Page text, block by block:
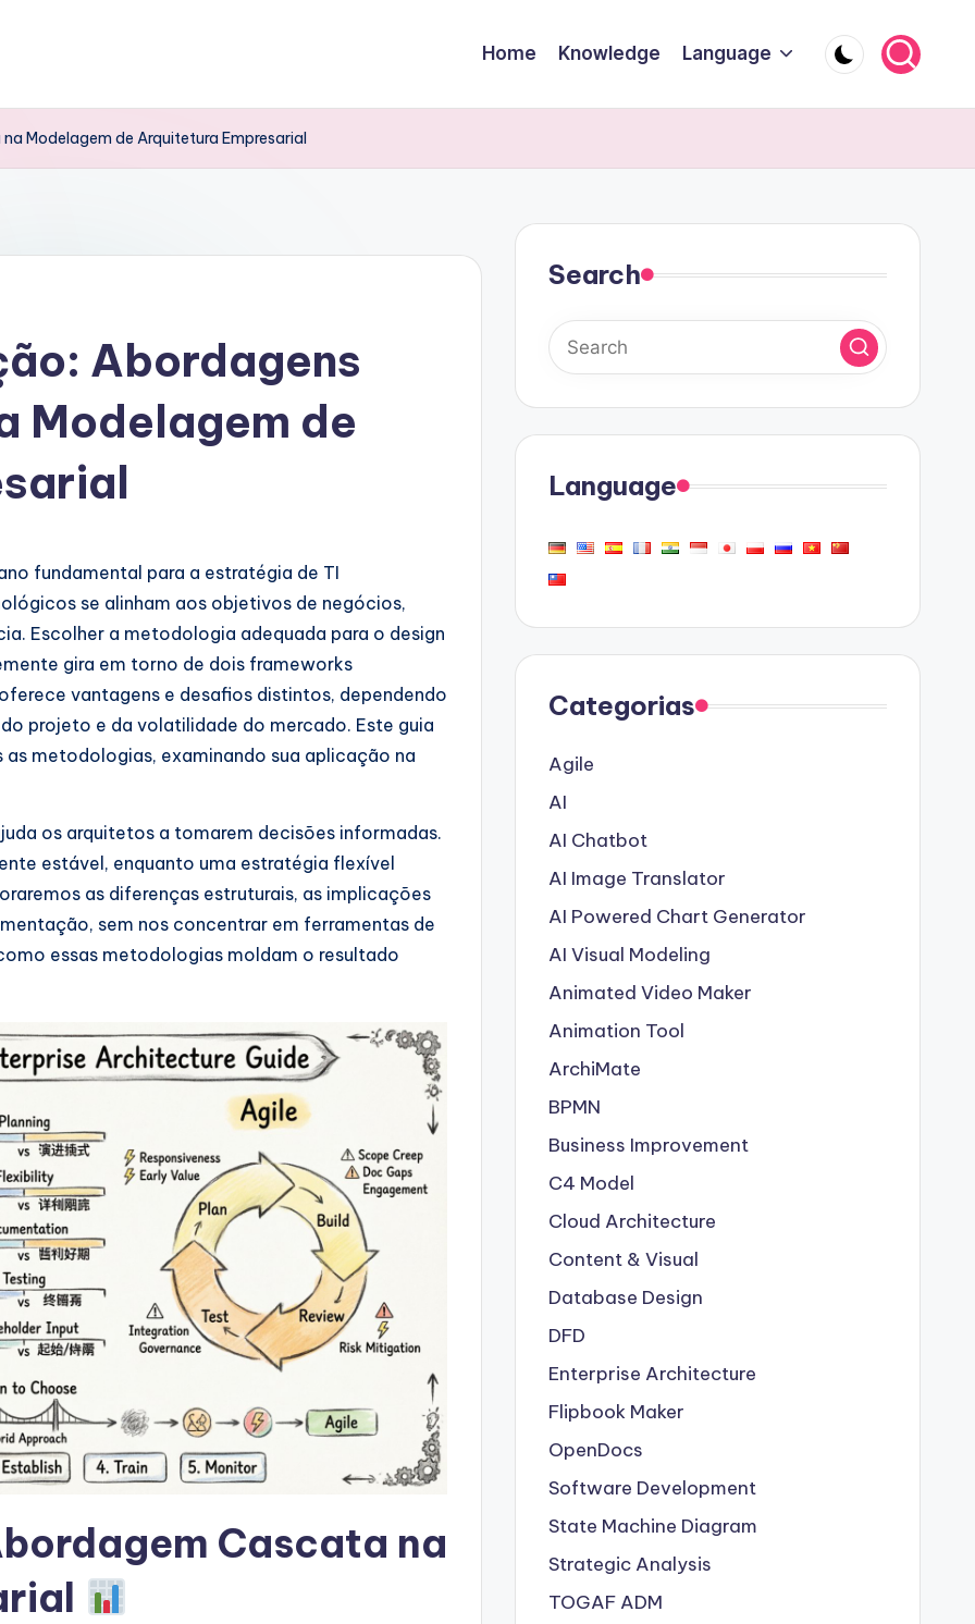
Home Knowledge Language
Modelagem de Arquitetura Empresarial
Abordagens
Modelagem de
fundamental para a estratégia de TI
se alinham aos objetivos de negócios,
Escolher a metodologia adequada para o design
gira em torno de dois frameworks
vantagens e desafios distintos, dependendo
projeto e da volatilidade do mercado. Este guia
metodologias, examinando sua aplicação na
os arquitetos a tomarem decisões informadas.
estável, enquanto uma estratégia flexível
as diferenças estruturais, as implicações
sem nos concentrar em ferramentas de
essas metodologias moldam o resultado
Cascata na
Search
Language
Categorias
Agile
AI
AI Chatbot
AI Image Translator
AI Powered Chart Generator
AI Visual Modeling
Animated Video Maker
Animation Tool
ArchiMate
BPMN
Business Improvement
C4 Model
Cloud Architecture
Content & Visual
Database Design
DFD
Enterprise Architecture
Flipbook Maker
OpenDocs
Software Development
State Machine Diagram
Strategic Analysis
TOGAF ADM